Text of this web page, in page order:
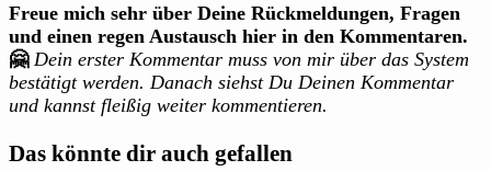
Freue mich sehr über Deine Rückmeldungen, Fragen
und einen regen Austausch hier in den Kommentaren.
🤗 Dein erster Kommentar muss von mir über das System
bestätigt werden. Danach siehst Du Deinen Kommentar
und kannst fleißig weiter kommentieren.
Das könnte dir auch gefallen